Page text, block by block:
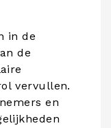
in de
de
vervullen.
en